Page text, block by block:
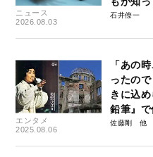
ニュース
2026.08.03
石井僚一
エンタメ
2025.08.06
「あの
ったの
きに込
鉛筆』
佐藤剛